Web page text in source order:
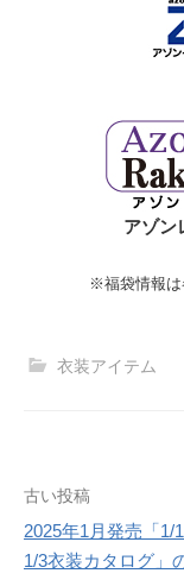
アゾン
※福袋情報は
衣装アイテム
投
稿
古い投稿
2025年1月発売「1/
1/3衣装カタログ」